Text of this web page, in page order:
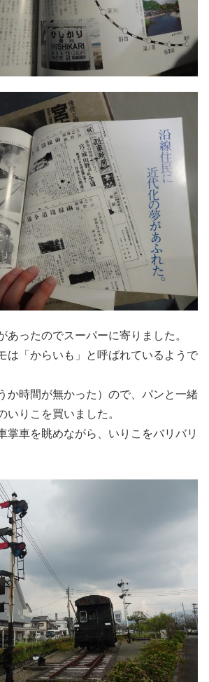
あったのでスーパーに寄りました。
は「からいも」と呼ばれているようで
か時間が無かった）ので、パンと一緒
いりこを買いました。
掌車を眺めながら、いりこをバリバリ